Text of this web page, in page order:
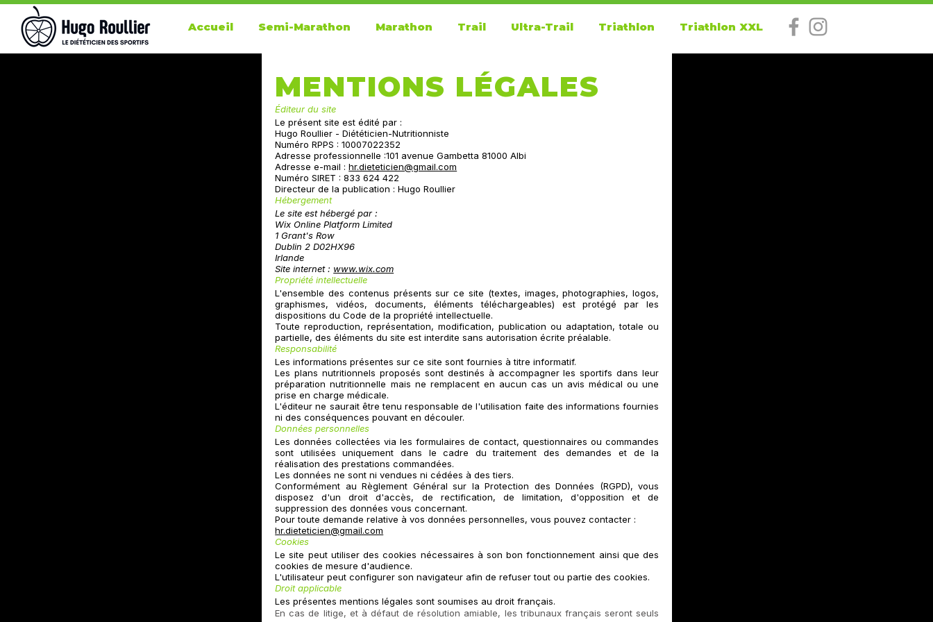
Accueil Semi-Marathon Marathon Trail Ultra-Trail Triathlon Triathlon XXL
MENTIONS LÉGALES
Éditeur du site
Le présent site est édité par :
Hugo Roullier - Diététicien-Nutritionniste
Numéro RPPS :10007022352
Adresse professionnelle :101 avenue Gambetta 81000 Albi
Adresse e-mail :hr.dieteticien@gmail.com
Numéro SIRET : 833 624 422
Directeur de la publication : Hugo Roullier
Hébergement
Le site est hébergé par :
Wix Online Platform Limited
1 Grant's Row
Dublin 2 D02HX96
Irlande
Site internet : www.wix.com
Propriété intellectuelle
L'ensemble des contenus présents sur ce site (textes, images, photographies, logos,
graphismes, vidéos, documents, éléments téléchargeables) est protégé par les
dispositions du Code de la propriété intellectuelle.
Toute reproduction, représentation, modification, publication ou adaptation, totale ou
partielle, des éléments du site est interdite sans autorisation écrite préalable.
Responsabilité
Les informations présentes sur ce site sont fournies à titre informatif.
Les plans nutritionnels proposés sont destinés à accompagner les sportifs dans leur
préparation nutritionnelle mais ne remplacent en aucun cas un avis médical ou une
prise en charge médicale.
L'éditeur ne saurait être tenu responsable de l'utilisation faite des informations fournies
ni des conséquences pouvant en découler.
Données personnelles
Les données collectées via les formulaires de contact, questionnaires ou commandes
sont utilisées uniquement dans le cadre du traitement des demandes et de la
réalisation des prestations commandées.
Les données ne sont ni vendues ni cédées à des tiers.
Conformément au Règlement Général sur la Protection des Données (RGPD), vous
disposez d'un droit d'accès, de rectification, de limitation, d'opposition et de
suppression des données vous concernant.
Pour toute demande relative à vos données personnelles, vous pouvez contacter :
hr.dieteticien@gmail.com
Cookies
Le site peut utiliser des cookies nécessaires à son bon fonctionnement ainsi que des
cookies de mesure d'audience.
L'utilisateur peut configurer son navigateur afin de refuser tout ou partie des cookies.
Droit applicable
Les présentes mentions légales sont soumises au droit français.
En cas de litige, et à défaut de résolution amiable, les tribunaux français seront seuls